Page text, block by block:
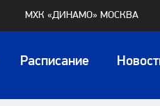
МХК «ДИНАМО» МОСКВА
Расписание